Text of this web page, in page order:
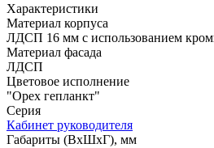
Характеристики
Материал корпуса
ЛДСП 16 мм с использованием
Материал фасада
ЛДСП
Цветовое исполнение
"Орех гепланкт"
Серия
Кабинет руководителя
Габариты (ВхШхГ), мм